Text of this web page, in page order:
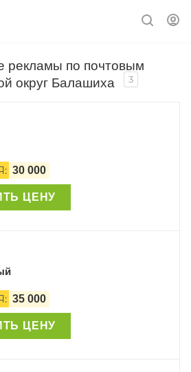
рекламы по почтовым
округ Балашиха
3
30 000
ЦЕНУ
35 000
ЦЕНУ